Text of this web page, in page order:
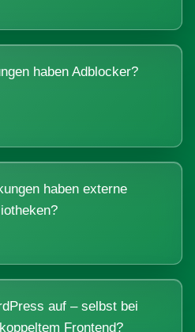
haben Adblocker?
haben externe
auf – selbst bei
Frontend?